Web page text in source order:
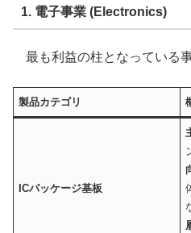
1. 電子事業 (Electronics)
最も利益の柱となっている事
製品カテゴリ
ICパッケージ基板